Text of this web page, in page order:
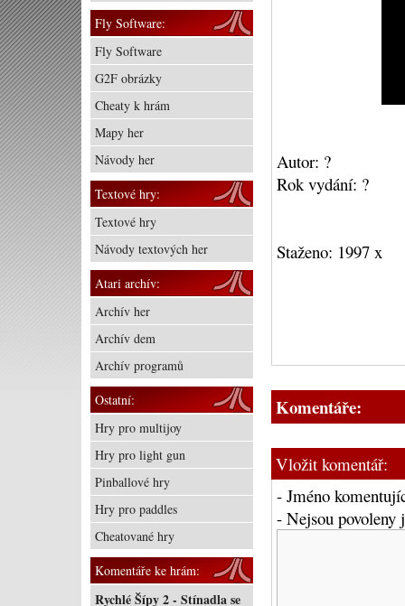
Autor: ?
Rok vydání: ?
Staženo: 1997 x
Komentáře:
Vložit komentář:
- Jméno
- Nejsou
Fly Software:
Fly Software
G2F obrázky
Cheaty k hrám
Mapy her
Návody her
Textové hry:
Textové hry
Návody textových her
Atari archív:
Archív her
Archív dem
Archív programů
Ostatní:
Hry pro multijoy
Hry pro light gun
Pinballové hry
Hry pro paddles
Cheatované hry
Komentáře ke hrám:
Rychlé Šípy 2 - Stínadla se